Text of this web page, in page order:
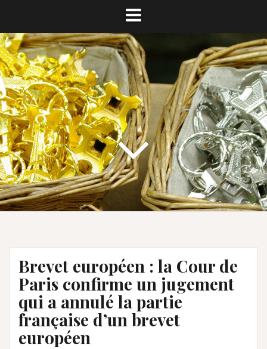
Brevet européen : la Cour de
Paris confirme un jugement
qui a annulé la partie
française d’un brevet
européen